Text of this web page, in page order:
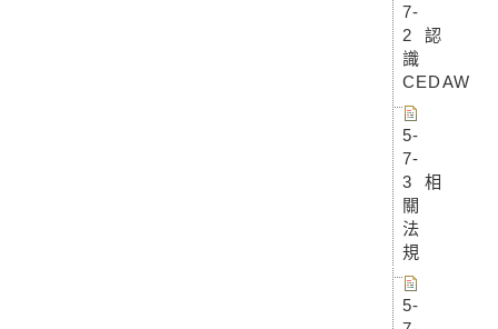
7-
2 認
識
CEDAW
5-
7-
3 相
關
法
規
5-